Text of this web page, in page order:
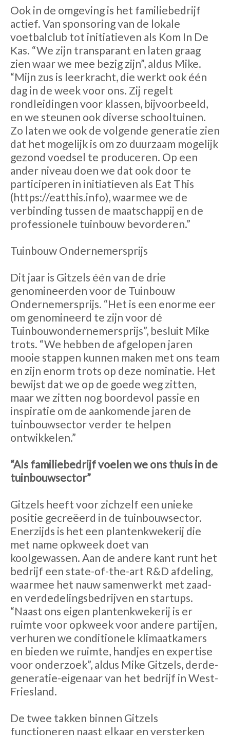
Ook in de omgeving is het familiebedrijf
actief. Van sponsoring van de lokale
voetbalclub tot initiatieven als Kom In De
Kas. “We zijn transparant en laten graag
zien waar we mee bezig zijn”, aldus Mike.
“Mijn zus is leerkracht, die werkt ook één
dag in de week voor ons. Zij regelt
rondleidingen voor klassen, bijvoorbeeld,
en we steunen ook diverse schooltuinen.
Zo laten we ook de volgende generatie zien
dat het mogelijk is om zo duurzaam mogelijk
gezond voedsel te produceren. Op een
ander niveau doen we dat ook door te
participeren in initiatieven als Eat This
(https://eatthis.info), waarmee we de
verbinding tussen de maatschappij en de
professionele tuinbouw bevorderen.”
Tuinbouw Ondernemersprijs
Dit jaar is Gitzels één van de drie
genomineerden voor de Tuinbouw
Ondernemersprijs. “Het is een enorme eer
om genomineerd te zijn voor dé
Tuinbouwondernemersprijs”, besluit Mike
trots. “We hebben de afgelopen jaren
mooie stappen kunnen maken met ons team
en zijn enorm trots op deze nominatie. Het
bewijst dat we op de goede weg zitten,
maar we zitten nog boordevol passie en
inspiratie om de aankomende jaren de
tuinbouwsector verder te helpen
ontwikkelen.”
“Als familiebedrijf voelen we ons thuis in de
tuinbouwsector”
Gitzels heeft voor zichzelf een unieke
positie gecreëerd in de tuinbouwsector.
Enerzijds is het een plantenkwekerij die
met name opkweek doet van
koolgewassen. Aan de andere kant runt het
bedrijf een state-of-the-art R&D afdeling,
waarmee het nauw samenwerkt met zaad-
en verdedelingsbedrijven en startups.
“Naast ons eigen plantenkwekerij is er
ruimte voor opkweek voor andere partijen,
verhuren we conditionele klimaatkamers
en bieden we ruimte, handjes en expertise
voor onderzoek”, aldus Mike Gitzels, derde-
generatie-eigenaar van het bedrijf in West-
Friesland.
De twee takken binnen Gitzels
functioneren naast elkaar en versterken